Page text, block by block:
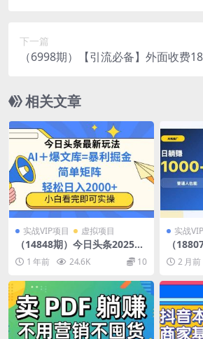
下一篇
（6998期）【引流必备】外面收费
相关文章
实战VIP项目 虚拟项目
（14848期）今日头条2025最
新蓝海玩法，操作简单，矩阵
批量，轻松日入2000+
1 年前 24.6K 10
实战
（
000+普
2 月前